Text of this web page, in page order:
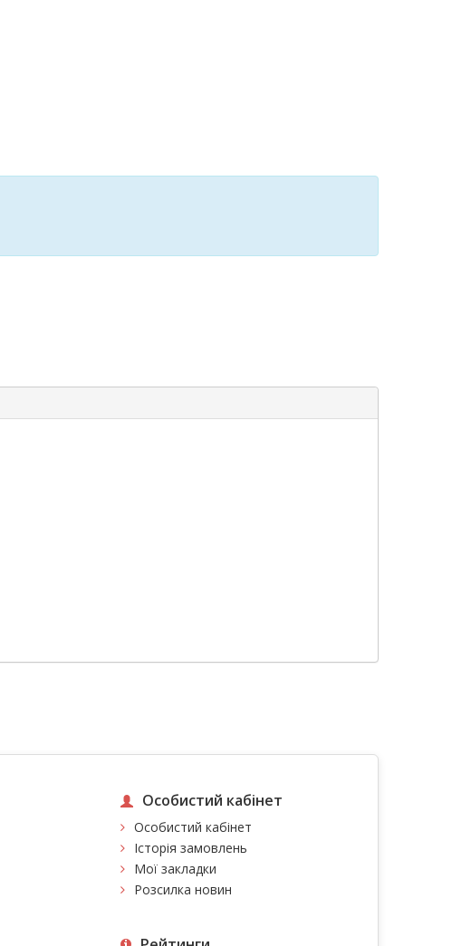
Особистий кабінет
Особистий кабінет
Історія замовлень
Мої закладки
Розсилка новин